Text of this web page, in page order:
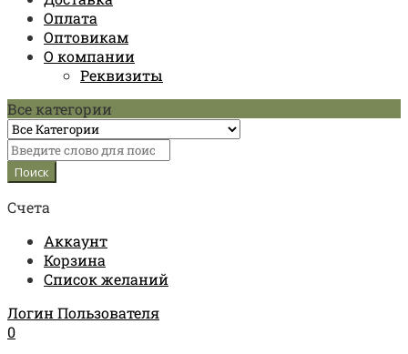
Оплата
Оптовикам
О компании
Реквизиты
Все категории
Счета
Аккаунт
Корзина
Список желаний
Логин Пользователя
0